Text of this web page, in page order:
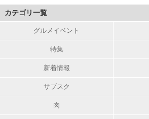
カテゴリ一覧
グルメイベント
特集
新着情報
サブスク
肉